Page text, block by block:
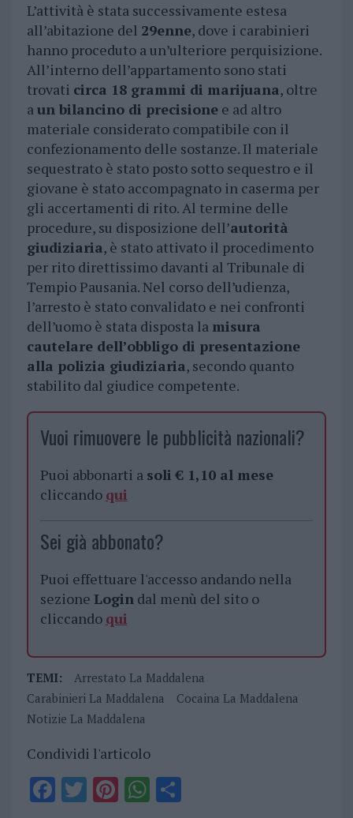
L’attività è stata successivamente estesa
all’abitazione del 29enne, dove i carabinieri
hanno proceduto a un’ulteriore perquisizione.
All’interno dell’appartamento sono stati
trovati circa 18 grammi di marijuana, oltre
aun bilancino di precisionee ad altro
materiale considerato compatibile con il
confezionamento delle sostanze. Il materiale
sequestrato è stato posto sotto sequestro e il
giovane è stato accompagnato in caserma per
gli accertamenti di rito. Al termine delle
procedure, su disposizione dell’autorità
giudiziaria, è stato attivato il procedimento
per rito direttissimo davanti al Tribunale di
Tempio Pausania. Nel corso dell’udienza,
l’arresto è stato convalidato e nei confronti
dell’uomo è stata disposta la misura
cautelare dell’obbligo di presentazione
alla polizia giudiziaria, secondo quanto
stabilito dal giudice competente.
Vuoi rimuovere le pubblicità nazionali?
Puoi abbonarti a soli € 1,10 al mese
cliccando qui
Sei già abbonato?
Puoi effettuare l'accesso andando nella
sezione Logindal menù del sito o
cliccando qui
TEMI:
Arrestato La Maddalena
Carabinieri La Maddalena
Cocaina La Maddalena
Notizie La Maddalena
Condividi l'articolo
F T PiWS